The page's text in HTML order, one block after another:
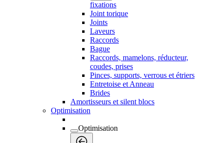
fixations
Joint torique
Joints
Laveurs
Raccords
Bague
Raccords, mamelons, réducteur,
coudes, prises
Pinces, supports, verrous et étriers
Entretoise et Anneau
Brides
Amortisseurs et silent blocs
Optimisation
Optimisation